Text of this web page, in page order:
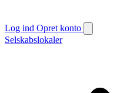
Log ind Opret konto
Selskabslokaler